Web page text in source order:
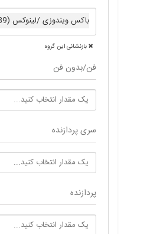
باکس ویندوزی /لینوکس (39)
بازنشانی این گروه
فن/بدون فن
سری پردازنده
پردازنده